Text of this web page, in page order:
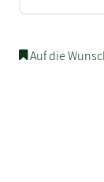
Auf die